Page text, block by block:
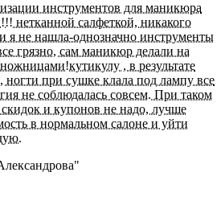
инструментов для маникюра
нетканной салфеткой, никакого
я не нашла-однозначно инструменты
грязно, caм маникюр делали на
, в результате
ногти при сушке клала под лампу все
не соблюдалась совсем. При таком
и купонов не надо, лучше
в нормальном салоне и уйти
"